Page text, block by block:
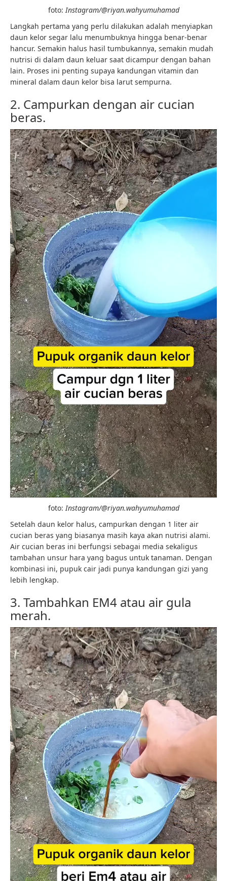
foto:Instagram/@riyan.wahyumuhamad
Langkah pertama yang perlu dilakukan adalah menyiapkan
daun kelor segar lalu menumbuknya hingga benar-benar
hancur. Semakin halus hasil tumbukannya, semakin mudah
nutrisi di dalam daun keluar saat dicampur dengan bahan
lain. Proses ini penting supaya kandungan vitamin dan
mineral dalam daun kelor bisa larut sempurna.
2. Campurkan dengan air cucian
beras.
foto: Instagram/@riyan.wahyumuhamad
Setelah daun kelor halus, campurkan dengan 1 liter air
cucian beras yang biasanya masih kaya akan nutrisi alami.
Air cucian beras ini berfungsi sebagai media sekaligus
tambahan unsur hara yang bagus untuk tanaman. Dengan
kombinasi ini, pupuk cair jadi punya kandungan gizi yang
lebih lengkap.
3. Tambahkan EM4 atau air gula
merah.